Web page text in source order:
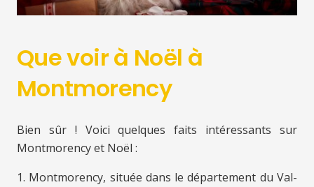
Que voir à Noël à
Montmorency
Bien sûr ! Voici quelques faits intéressants sur
Montmorency et Noël :
1. Montmorency, située dans le département du Val-